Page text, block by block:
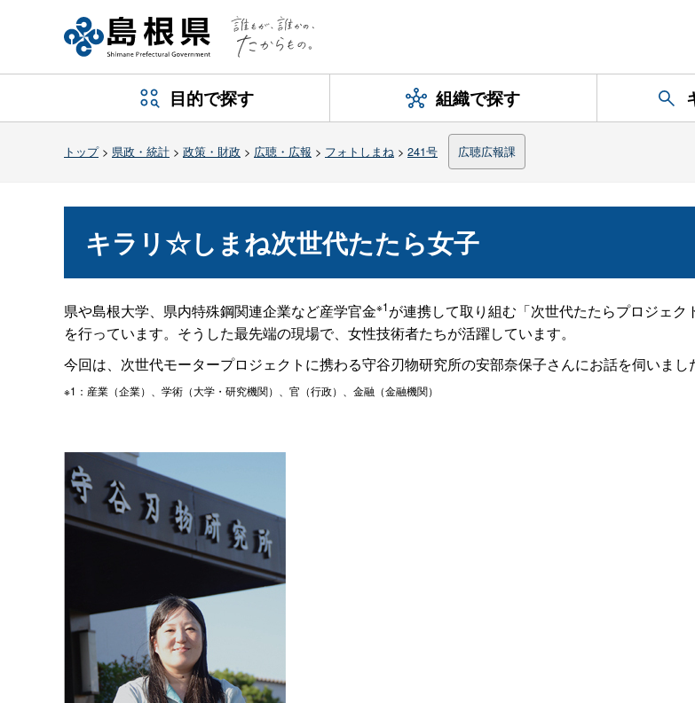
目的で探す 組織で探す
トップ> 県政・統計 > 政策・財政 > 広聴・広報 > フォトしまね > 241号 広聴広報課
キラリ☆しまね次世代たたら女子
県や島根大学、県内特殊鋼関連企業など産学官金※1が連携して取り組む「次世代たたらプロジェ
を行っています。そうした最先端の現場で、女性技術者たちが活躍しています。
今回は、次世代モータープロジェクトに携わる守谷刃物研究所の安部奈保子さんにお話を伺いまし
※1：産業（企業）、学術（大学・研究機関）、官（行政）、金融（金融機関）